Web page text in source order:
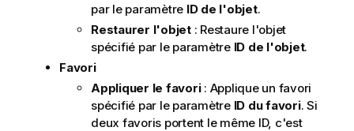
par le paramètre ID de l'objet.
Restaurer l'objet: Restaure l'objet
spécifié par le paramètre ID de l'objet.
Favori
Appliquer le favori: Applique un favori
spécifié par le paramètre ID du favori. Si
deux favoris portent le même ID, c'est